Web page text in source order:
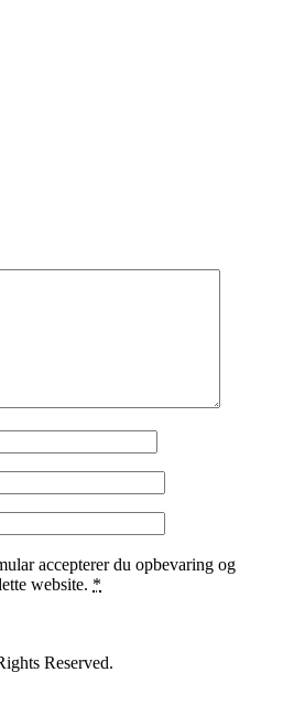
accepterer du opbevaring og
website. *
Reserved.